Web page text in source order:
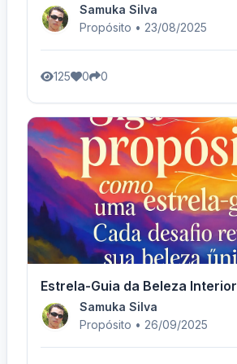
Samuka Silva
Propósito • 23/08/2025
125 0 0
Estrela-Guia da Beleza Interior
Samuka Silva
Propósito • 26/09/2025